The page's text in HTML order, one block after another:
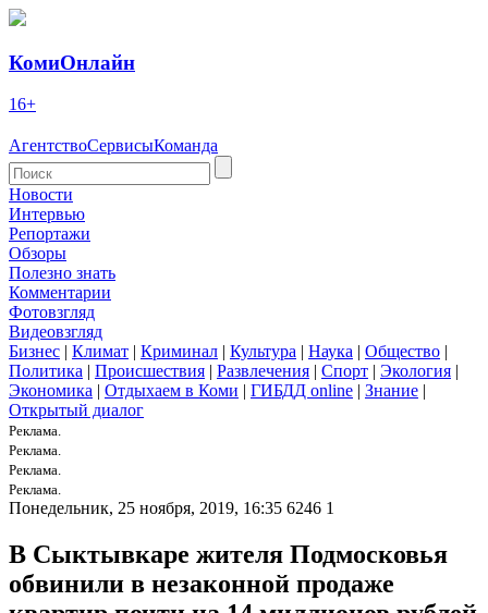
КомиОнлайн
16+
АгентствоСервисыКоманда
Новости
Интервью
Репортажи
Обзоры
Полезно знать
Комментарии
Фотовзгляд
Видеовзгляд
Бизнес | Климат | Криминал | Культура | Наука | Общество |
Политика | Происшествия | Развлечения | Спорт | Экология |
Экономика | Отдыхаем в Коми | ГИБДД online | Знание |
Открытый диалог
Реклама.
Реклама.
Реклама.
Реклама.
Понедельник, 25 ноября, 2019, 16:35 6246 1
В Сыктывкаре жителя Подмосковья
обвинили в незаконной продаже